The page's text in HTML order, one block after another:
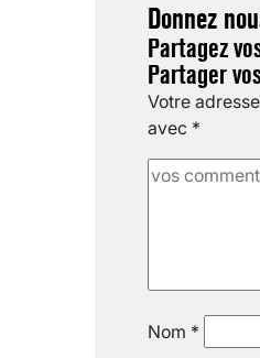
Donnez
Partagez
Partager
Votre
avec *
Nom *